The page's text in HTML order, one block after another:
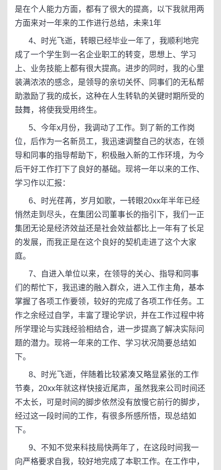
是在个人能力方面，都有了很大的提高，以下我就用两
方面来对一年来的工作进行总结，未来1年
4、时光飞逝，转眼已经毕业一年了，我顺利地完
成了一个学生到一名企业职工的转变，思想上、学习
上、业务技能上都有很大提高。进步的同时，我的心里
装满浓浓的感念，是领导的亲切关怀、同事们的无私帮
助激励了我的成长，这种在人生转轨的关键时期所受的
鼓舞，将使我受用终生。
5、今年x月份，我调动了工作。到了新的工作岗
位，后作为一名新员工，我迅速调整自己的状态，在领
导和同事的指导帮助下，积极融入新的工作环境，为今
后干好工作打下了良好的基础。现将一年以来的工作、
学习作以汇报：
6、时光荏苒，岁月如歌，一转眼20xx年半年已经
悄然走到尽头，在集团公司董事长的指引下，我们一正
集团无论是经济效益还是社会效益都比上一年有了长足
的发展，而我正是在这个良好的契机走进了这个大家
庭。
7、自进入单位以来，在领导的关心、指导和同事
们的帮忙下，我迅速的融入群众，进入工作主角，基本
掌握了各项工作要领，较好的完成了各项工作任务。工
作之余经过自学，丰富了理论学识，并在工作过程中将
所学理论与实践经验相结合，进一步提高了解决实际问
题的潜力。现将一年来的工作、学习状况简要总结如
下。
8、时光飞逝，伴随着比较紧凑又略显紧张的工作
节奏，20xx年就这样快接近尾声，虽然我来公司时间还
不太长，可是时间的脚步依然没有放慢它前行的脚步，
经过这一段时间的工作，有很多所感所悟，现总结如
下。
9、不知不觉来科技局快两年了，在这段时间我一
向严格要求自我，较好地完成了本职工作。在工作中，